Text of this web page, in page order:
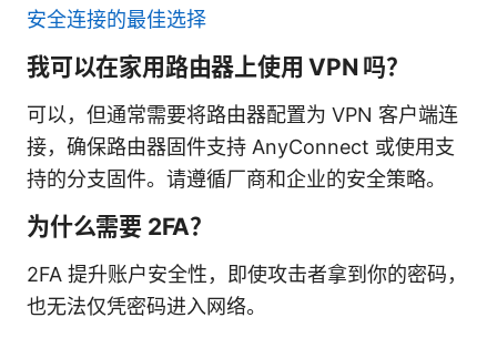
安全连接的最佳选择
我可以在家用路由器上使用 VPN 吗？
可以，但通常需要将路由器配置为 VPN 客户端连
接，确保路由器固件支持 AnyConnect 或使用支
持的分支固件。请遵循厂商和企业的安全策略。
为什么需要 2FA？
2FA 提升账户安全性，即使攻击者拿到你的密码，
也无法仅凭密码进入网络。